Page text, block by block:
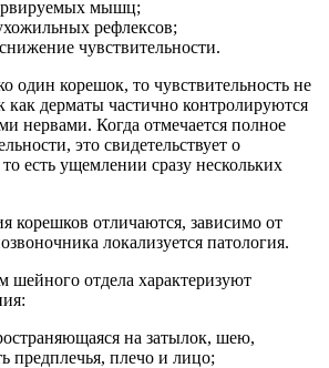
мышц;
рефлексов;
чувствительности.
один корешок, то чувствительность не
как дерматы частично контролируются
нервами. Когда отмечается полное
это свидетельствует о
есть ущемлении сразу нескольких
корешков отличаются, зависимо от
локализуется патология.
отдела характеризуют
на затылок, шею,
предплечья, плечо и лицо;